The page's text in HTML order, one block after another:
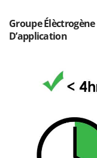
Wortex
Worx
Yard Force
Zephir
ZGrills
Groupe
D’application